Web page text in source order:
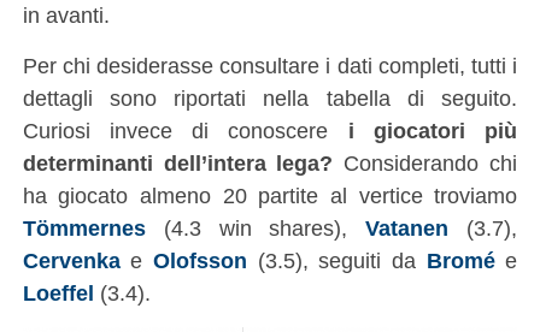
in avanti.
Per chi desiderasse consultare i dati completi, tutti i
dettagli sono riportati nella tabella di seguito.
Curiosi invece di conoscere i giocatori più
determinanti dell’intera lega? Considerando chi
ha giocato almeno 20 partite al vertice troviamo
Tömmernes(4.3 win shares),Vatanen (3.7),
Cervenkae Olofsson (3.5), seguiti da Bromée
Loeffel (3.4).